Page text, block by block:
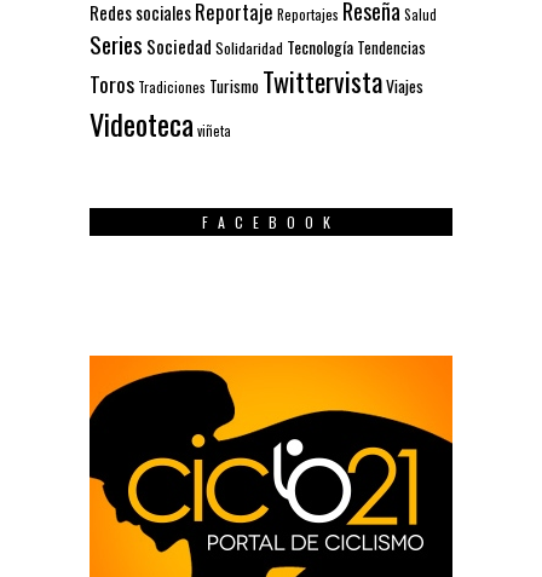
Redes socialesReportaje Reportajes Reseña Salud
Series Sociedad Solidaridad Tecnología Tendencias
Toros Tradiciones Turismo TwittervistaViajes
Videoteca viñeta
FACEBOOK